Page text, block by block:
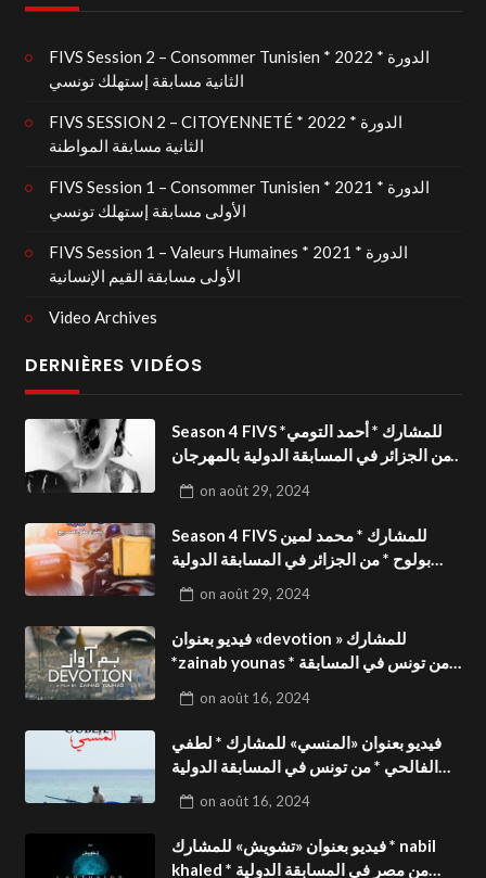
FIVS Session 2 – Consommer Tunisien * 2022 * الدورة
الثانية مسابقة إستهلك تونسي
FIVS SESSION 2 – CITOYENNETÉ * 2022 * الدورة
الثانية مسابقة المواطنة
FIVS Session 1 – Consommer Tunisien * 2021 * الدورة
الأولى مسابقة إستهلك تونسي
FIVS Session 1 – Valeurs Humaines * 2021 * الدورة
الأولى مسابقة القيم الإنسانية
Video Archives
DERNIÈRES VIDÉOS
Season 4 FIVS للمشارك * أحمد التومي*
من الجزائر في المسابقة الدولية بالمهرجان
»فيديو بعنوان
on août 29, 2024
Season 4 FIVS للمشارك * محمد لمين
بولوح * من الجزائر في المسابقة الدولية
بالمهرجان الدولي للفيدوهات
on août 29, 2024
فيديو بعنوان «devotion » للمشارك
*zainab younas * من تونس في المسابقة
التوعوية Season 4 FIVS
on août 16, 2024
فيديو بعنوان «المنسي» للمشارك * لطفي
الفالحي * من تونس في المسابقة الدولية
بالمهرجان الدولي للفيدوهات التوعوية
Season 4 FIVS
on août 16, 2024
فيديو بعنوان «تشويش» للمشارك * nabil
khaled * من مصر في المسابقة الدولية